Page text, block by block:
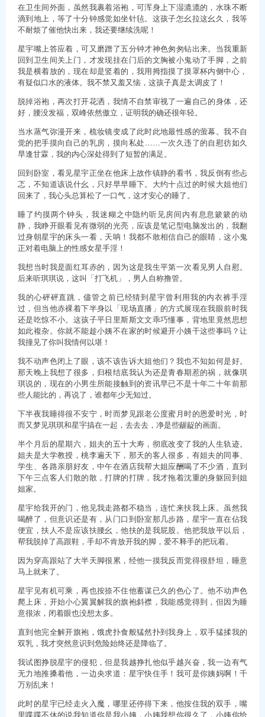
在卫生间外面，虽然我裹着浴袍，可浑身上下湿漉漉的，水珠不断
滴到地上，等了十分钟感觉如坐针毡。这孩子怎幺拉这幺久，我等
不耐烦了催他快出来，我还要继续洗呢！
星宇嘴上答应着，可又磨蹭了五分钟才神色匆匆钻出来。当我重新
回到卫生间关上门，才发现挂在门后的文胸被小鬼动了手脚，之前
我是横着放的，现在却是竖着的，我用拇指摸了摸罩杯内侧中心，
有疑似口水的液体。我不禁又羞又恼，这孩子真是太调皮了！
脱掉浴袍，再次打开花洒，我情不自禁审视了一遍自己的身体，还
好，腰没发福，双峰依然傲立，证明我的确还很年轻。
当水蒸气弥漫开来，梳妆镜变成了此时此地最性感的萤幕。我不自
觉的把手摸向自己的乳房，摸向私处……一次久违了的自慰彷如久
旱逢甘霖，我的内心深处得到了短暂的满足。
回到卧室，看见星宇正坐在他床上故作镇静的看书，我反倒有些忐
忑，不知道该说什幺，只好早早睡下。大约十点过的时候大姐他们
回来了，我心头总算松了一口气，这才安心的睡了。
睡了约摸两个钟头，我迷糊之中隐约听见房间内有息息簌簌的动
静，我睁开眼看见有微弱的光亮，应该是笔记型电脑发出的，我翻
过身朝星宇的床头一看，天呐！我都不敢相信自己的眼睛，这小鬼
正对着电脑上的性感女星手淫！
我想当时我是面红耳赤的，因为这是我生平第一次看见男人自慰。
后来听琪琪说，这叫「打飞机」，男人自称撸管。
我的心砰砰直跳，儘管之前已经猜到星宇曾利用我的内衣裤手淫
过，但当他赤裸着下半身以「现场直播」的方式展现在我眼前时我
还是吃惊不小。这孩子平日里斯斯文文乖巧懂事，背地里竟然思想
如此複杂。你就不能趁小姨不在家的时候避开小姨干这些事吗？让
我撞见了你叫我情何以堪！
我不动声色闭上了眼，该不该告诉大姐他们？我也不知如何是好。
那天晚上我想了很多，归根结底我认为还是青春期惹的祸，就像琪
琪说的，现在的小男生所能接触到的资讯早已不是十年二十年前那
些人能比的，再说了，谁都年少无知过。
下半夜我睡得很不安宁，时而梦见跟老公度蜜月时的恩爱时光，时
而又梦见琪琪和星宇搞在一起，去去去，净是些龌龊的画面。
半个月后的星期六，姐夫的五十大寿，彻底改变了我的人生轨迹。
姐夫是大学教授，桃李遍天下，那天的客人很多，有姐夫的同事、
学生、各路亲朋好友，中午在酒店我帮大姐应酬喝了不少酒，直到
下午三点客人们散的散，打牌的打牌，我才拖着沈重的身躯回到姐
姐家。
星宇给我开的门，他见我走路都不稳当，连忙来扶我上床。虽然我
喝醉了，但意识还是有，从门口到卧室那几步路，星宇一直在佔我
便宜，扶人不是应该扶腰幺，他扶的是我屁股。他把我放平以后，
帮我脱掉了高跟鞋，手却不肯放开我的脚，爱不释手的把玩着。
因为穿高跟站了大半天脚很累，经他一摸我反而觉得很舒坦，睡意
马上就来了。
星宇见有机可乘，再也按捺不住他蓄谋已久的色心了。他不动声色
爬上床，开始小心翼翼解我的旗袍斜襟，我能感觉得到，但因为睡
意很浓，闭着眼也没想太多。
直到他完全解开旗袍，饿虎扑食般猛然扑到我身上，双手猛揉我的
双乳，我才突然意识到危险始终还是降临了。
我试图挣脱星宇的侵犯，但是我越挣扎他似乎越兴奋，我一边有气
无力地推搡着他，一边央求道：星宇快住手！我可是你姨妈啊！千
万别乱来！
此时的星宇已经走火入魔，哪里还停得下来，他按住我的双手，嘴
里喋喋不休的说我知道你是我小姨，小姨我想你很久了，小姨你给